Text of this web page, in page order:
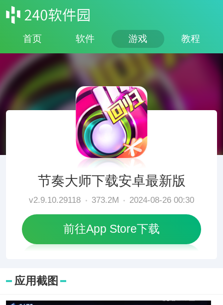
首页 软件 游戏 教程
节奏大师下载安卓最新版
v2.9.10.29118 373.2M 2024-08-26 00:30
前往App Store下载
应用截图